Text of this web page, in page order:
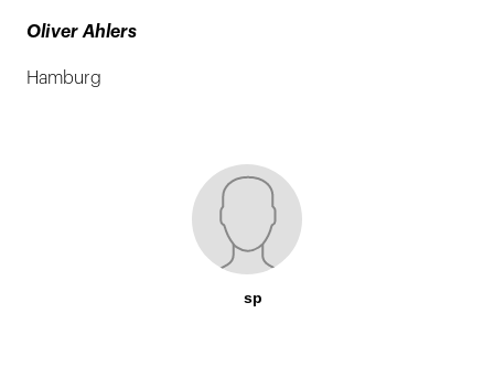
Oliver Ahlers
Hamburg
sp